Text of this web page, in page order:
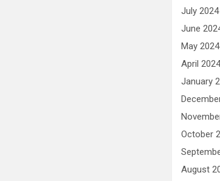
July 2024
June
May 2024
April
January
October
August